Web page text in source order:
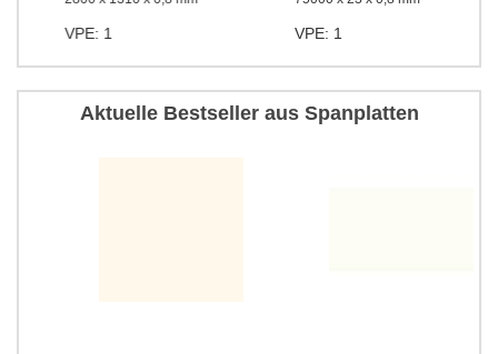
VPE: 1 VPE: 1
Aktuelle Bestseller aus Spanplatten